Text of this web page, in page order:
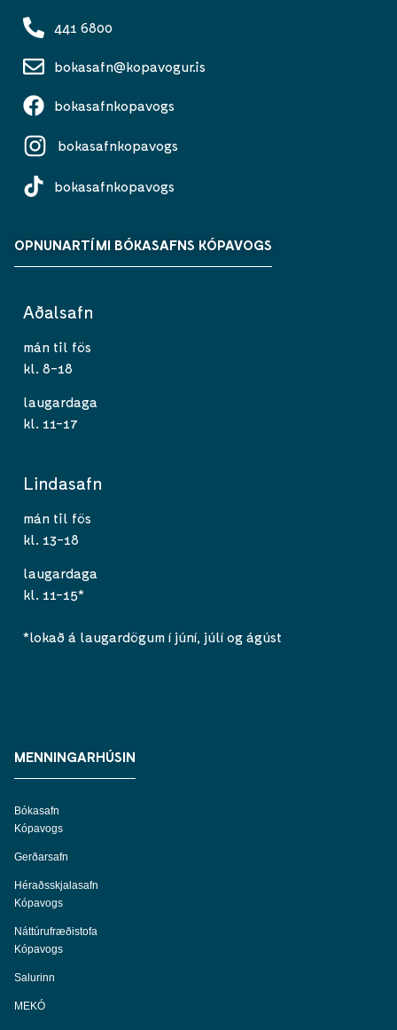
441 6800
bokasafn@kopavogur.is
bokasafnkopavogs
bokasafnkopavogs
bokasafnkopavogs
OPNUNARTÍMI BÓKASAFNS KÓPAVOGS
Aðalsafn
mán til fös
kl. 8-18
laugardaga
kl. 11-17
Lindasafn
mán til fös
kl. 13-18
laugardaga
kl. 11-15*
*lokað á laugardögum í júní, júlí og ágúst
MENNINGARHÚSIN
Bókasafn
Kópavogs
Gerðarsafn
Héraðsskjalasafn
Kópavogs
Náttúrufræðistofa
Kópavogs
Salurinn
MEKÓ